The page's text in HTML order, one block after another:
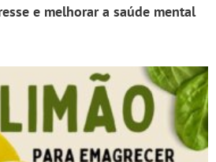
e melhorar a saúde mental